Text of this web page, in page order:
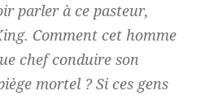
parler à ce pasteur,
Comment cet homme
chef conduire son
mortel ? Si ces gens